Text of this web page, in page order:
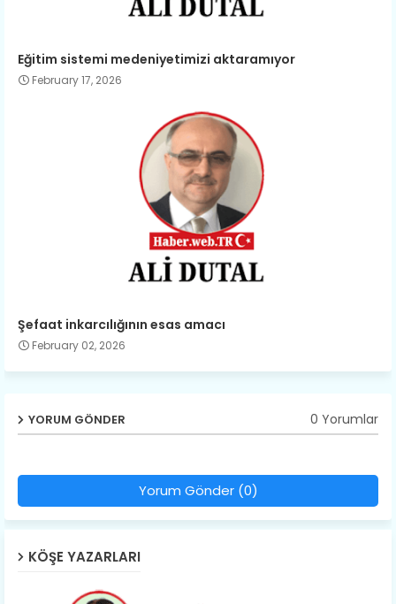
Eğitim sistemi medeniyetimizi aktaramıyor
February 17, 2026
Şefaat inkarcılığının esas amacı
February 02, 2026
YORUM GÖNDER 0 Yorumlar
Yorum Gönder (0)
KÖŞE YAZARLARI